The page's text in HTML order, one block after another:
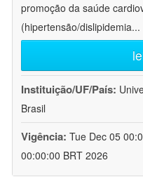
promoção da saúde
(hipertensão/dislipidemia...
Instituição/UF/País:
Brasil
Vigência: Tue Dec 05
00:00:00 BRT 2026